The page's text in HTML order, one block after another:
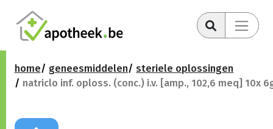
home geneesmiddelen
steriele oplossingen
natriclo inf. oploss. (conc.) i.v. [amp., 102,6 meq] 10x